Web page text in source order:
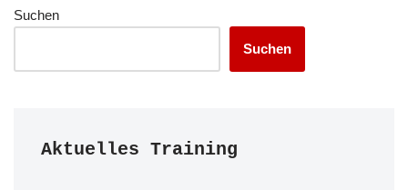
Suchen
Suchen
Aktuelles Training